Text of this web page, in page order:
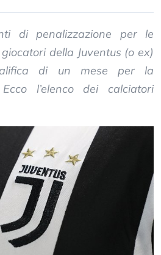
di penalizzazione per le
della Juventus (o ex)
di un mese per la
l’elenco dei calciatori